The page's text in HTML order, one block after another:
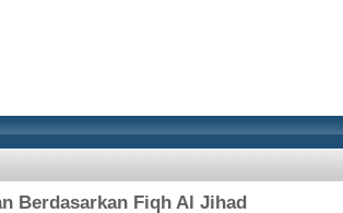
Berdasarkan Fiqh Al Jihad